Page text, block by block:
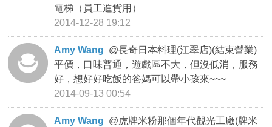
電梯（員工進貨用）
2014-12-28 19:12
Amy Wang @長奇日本料理(江翠店)(結束營業)
平價，口味普通，遊戲區不大，但沒低消，服務
好，想好好吃飯的爸媽可以帶小孩來~~~
2014-09-13 00:54
Amy Wang @虎牌米粉那個年代觀光工廠(牌米